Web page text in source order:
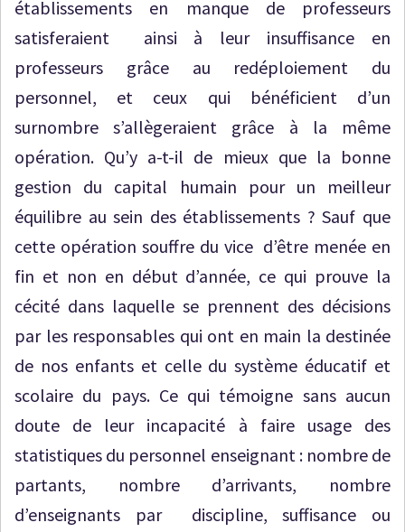
établissements en manque de professeurs
satisferaient ainsi à leur insuffisance en
professeurs grâce au redéploiement du
personnel, et ceux qui bénéficient d’un
surnombre s’allègeraient grâce à la même
opération. Qu’y a-t-il de mieux que la bonne
gestion du capital humain pour un meilleur
équilibre au sein des établissements ? Sauf que
cette opération souffre du vice d’être menée en
fin et non en début d’année, ce qui prouve la
cécité dans laquelle se prennent des décisions
par les responsables qui ont en main la destinée
de nos enfants et celle du système éducatif et
scolaire du pays. Ce qui témoigne sans aucun
doute de leur incapacité à faire usage des
statistiques du personnel enseignant : nombre de
partants, nombre d’arrivants, nombre
d’enseignants par discipline, suffisance ou